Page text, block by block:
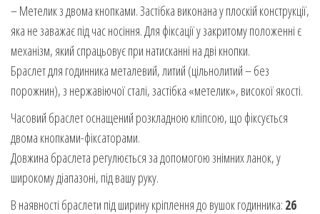
– Метелик з двома кнопками. Застібка виконана у плоскій конструкції,
яка не заважає під час носіння. Для фіксації у закритому положенні є
механізм, який спрацьовує при натисканні на дві кнопки.
Браслет для годинника металевий, литий (цільнолитий – без
порожнин), з нержавіючої сталі, застібка «метелик», високої якості.
Часовий браслет оснащений розкладною кліпсою, що фіксується
двома кнопками-фіксаторами.
Довжина браслета регулюється за допомогою знімних ланок, у
широкому діапазоні, під вашу руку.
В наявності браслети під ширину кріплення до вушок годинника: 26